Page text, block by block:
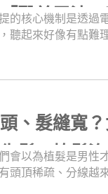
有精緻好比例！
醫美電波
的核心機制是透過
聽起來好像有點難
張臉」，而是更著
希望法令紋可以完
行療程前記得要先
有不同的設計重點
為疼痛感低而備受
，幫助你理解醫美
求選擇適合的療程
、髮縫寬
髮、植髮
會以為植髮是男性
頭頂稀疏、分線越